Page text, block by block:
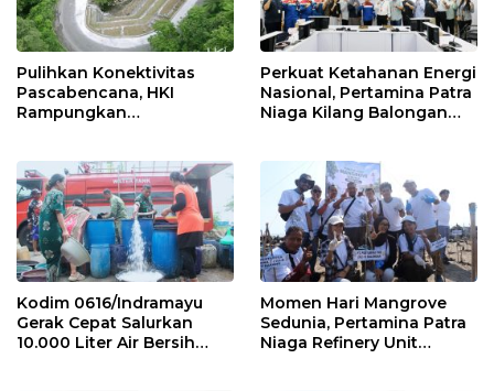
Pulihkan Konektivitas
Pascabencana, HKI
Rampungkan
Perkuat Ketahanan Energi
Nasional, Pertamina Patra
Niaga Kilang Balongan
Kodim 0616/Indramayu
Gerak Cepat Salurkan
10.000 Liter Air Bersih
Momen Hari Mangrove
Sedunia, Pertamina Patra
Niaga Refinery Unit